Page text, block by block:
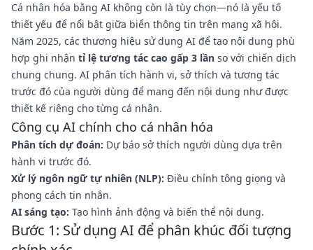
Cá nhân hóa bằng AI không còn là tùy chọn—nó là yếu tố
thiết yếu để nổi bật giữa biển thông tin trên mạng xã hội.
Năm 2025, các thương hiệu sử dụng AI để tạo nội dung phù
hợp ghi nhận tỉ lệ tương tác cao gấp 3 lần so với chiến dịch
chung chung. AI phân tích hành vi, sở thích và tương tác
trước đó của người dùng để mang đến nội dung như được
thiết kế riêng cho từng cá nhân.
Công cụ AI chính cho cá nhân hóa
Phân tích dự đoán: Dự báo sở thích người dùng dựa trên
hành vi trước đó.
Xử lý ngôn ngữ tự nhiên (NLP): Điều chỉnh tông giọng và
phong cách tin nhắn.
AI sáng tạo: Tạo hình ảnh động và biến thể nội dung.
Bước 1: Sử dụng AI để phân khúc đối tượng